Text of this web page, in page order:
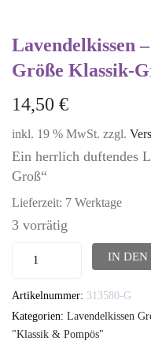
Lavendelkissen
Größe Klassik-
14,50 €
inkl. 19 % MwSt. zzgl.
Ein herrlich duftendes
Groß“
Lieferzeit: 7 Werktage
3 vorrätig
Lavendelkissen
TUTGUT-
Kissen
IN DEN
Artikelnummer: 313580-G
Kategorien: Lavendelkissen
"Klassik & Pompös"